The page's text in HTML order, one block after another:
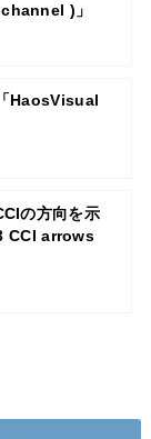
)」
HaosVisual
の方向を示
CCI arrows